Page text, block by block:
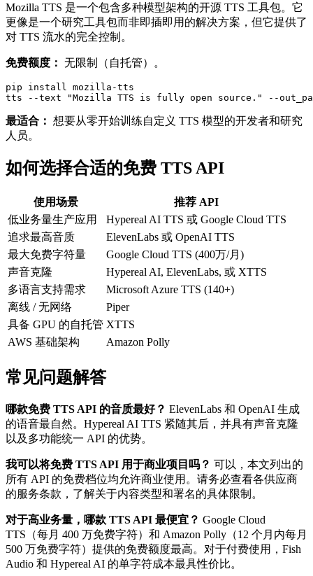
Mozilla TTS 是一个包含多种模型架构的开源 TTS 工具包。它
更像是一个研究工具包而非即插即用的解决方案，但它提供了
对 TTS 流水的完全控制。
免费额度： 无限制（自托管）。
pip install mozilla-tts
最适合： 想要从零开始训练自定义 TTS 模型的开发者和研究
人员。
如何选择合适的免费 TTS API
使用场景
推荐 API
低业务量生产应用
Hypereal AI TTS 或 Google Cloud TTS
追求最高音质
ElevenLabs 或 OpenAI TTS
最大免费字符量
Google Cloud TTS (400万/月)
声音克隆
Hypereal AI, ElevenLabs, 或 XTTS
多语言支持需求
Microsoft Azure TTS (140+)
离线 / 无网络
Piper
具备 GPU 的自托管 XTTS
AWS 基础架构
Amazon Polly
常见问题解答
哪款免费 TTS API 的音质最好？ ElevenLabs 和 OpenAI 生成
的语音最自然。Hypereal AI TTS 紧随其后，并具有声音克隆
以及多功能统一 API 的优势。
我可以将免费 TTS API 用于商业项目吗？ 可以，本文列出的
所有 API 的免费档位均允许商业使用。请务必查看各供应商
的服务条款，了解关于内容类型和署名的具体限制。
对于高业务量，哪款 TTS API 最便宜？ Google Cloud
TTS（每月 400 万免费字符）和 Amazon Polly（12 个月内每月
500 万免费字符）提供的免费额度最高。对于付费使用，Fish
Audio 和 Hypereal AI 的单字符成本最具性价比。